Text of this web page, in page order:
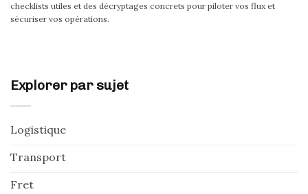
checklists utiles et des décryptages concrets pour piloter vos flux et
sécuriser vos opérations.
Explorer par sujet
Logistique
Transport
Fret